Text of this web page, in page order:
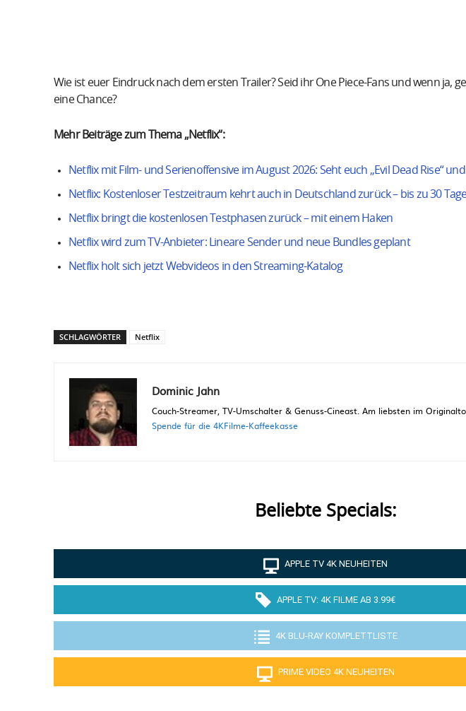
Wie ist euer Eindruck nach dem ersten Trailer? Seid ihr One Piece-Fans und wenn ja,
eine Chance?
Mehr Beiträge zum Thema „Netflix“:
Netflix mit Film- und Serienoffensive im August 2026: Seht euch „Evil Dead Rise“
Netflix: Kostenloser Testzeitraum kehrt auch in Deutschland zurück – bis zu 30
Netflix bringt die kostenlosen Testphasen zurück – mit einem Haken
Netflix wird zum TV-Anbieter: Lineare Sender und neue Bundles geplant
Netflix holt sich jetzt Webvideos in den Streaming-Katalog
SCHLAGWÖRTER Netflix
Dominic Jahn
Couch-Streamer, TV-Umschalter & Genuss-Cineast. Am liebsten im
Spende für die 4KFilme-Kaffeekasse
Beliebte Specials:
APPLE TV 4K NEUHEITEN
APPLE TV: 4K FILME AB 3.99€
4K BLU-RAY KOMPLETTLISTE
PRIME VIDEO 4K NEUHEITEN